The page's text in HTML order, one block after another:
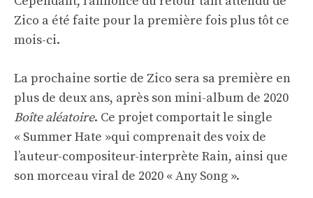
Zico a été faite pour la première fois plus tôt ce
mois-ci.
La prochaine sortie de Zico sera sa première en
plus de deux ans, après son mini-album de 2020
Boîte aléatoire. Ce projet comportaitle single
« Summer Hate »qui comprenait des voix de
l’auteur-compositeur-interprète Rain, ainsi que
son morceau viral de 2020 « Any Song ».